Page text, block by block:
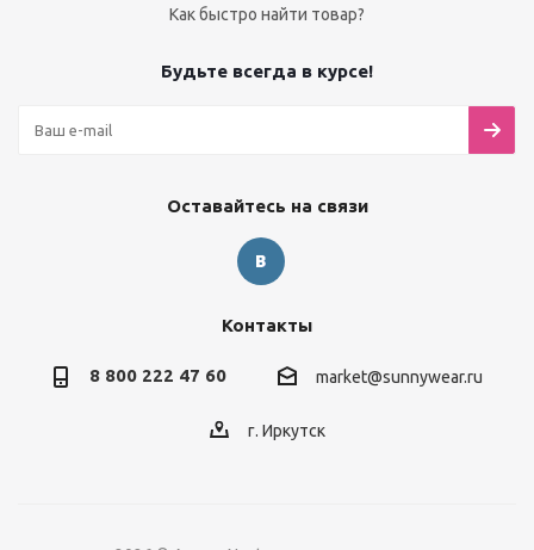
Как быстро найти товар?
Будьте всегда в курсе!
Оставайтесь на связи
Контакты
8 800 222 47 60 market@sunnywear.ru
г. Иркутск